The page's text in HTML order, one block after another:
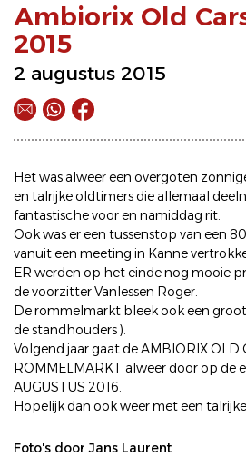
Ambiorix Old
2015
2 augustus 2015
Het was alweer een overgoten
en talrijke oldtimers die allemaal
fantastische voor en namiddag rit.
Ook was er een tussenstop van een
vanuit een meeting in Kanne
ER werden op het einde nog mooie
de voorzitter Vanlessen Roger.
De rommelmarkt bleek ook een
de standhouders ).
Volgend jaar gaat de AMBIORIX OLD
ROMMELMARKT alweer door op de
AUGUSTUS 2016.
Hopelijk dan ook weer met een
Foto's door Jans Laurent